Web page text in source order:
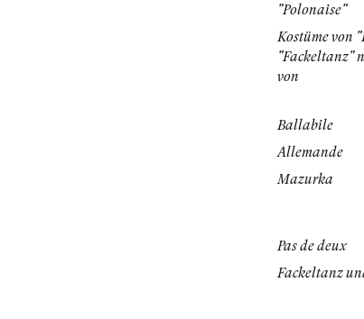
"Polonaise"
Kostüme von
"Fackeltanz"
von
Ballabile
Allemande
Mazurka
Pas de deux
Fackeltanz